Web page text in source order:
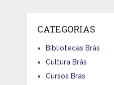
CATEGORIAS
Bibliotecas Brás
Cultura Brás
Cursos Brás